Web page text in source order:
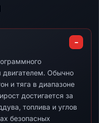
двигателем. Обычно
и тяга в диапазоне
достигается за
топлива и углов
безопасных